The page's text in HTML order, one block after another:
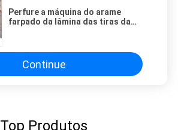
Perfure a máquina do arame
farpado da lâmina das tiras da
Continue
Top Produtos